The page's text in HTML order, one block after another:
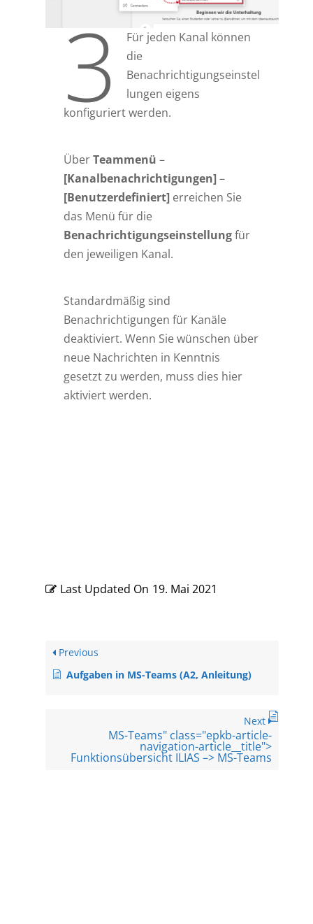
3
Für jeden Kanal können
die
Benachrichtigungseinstel
lungen eigens
konfiguriert werden.
ÜberTeammenü –
[Kanalbenachrichtigungen]–
[Benutzerdefiniert] erreichen Sie
das Menü für die
Benachrichtigungseinstellungfür
den jeweiligen Kanal.
Standardmäßig sind
Benachrichtigungen für Kanäle
deaktiviert. Wenn Sie wünschen über
neue Nachrichten in Kenntnis
gesetzt zu werden, muss dies hier
aktiviert werden.
Last Updated On 19. Mai 2021
Previous
Aufgaben in MS-Teams (A2, Anleitung)
Next
MS-Teams" class="epkb-article-
navigation-article__title">
Funktionsübersicht ILIAS –> MS-Teams